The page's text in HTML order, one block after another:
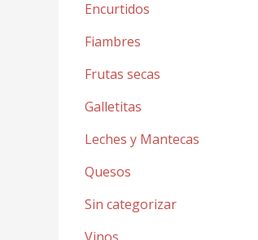
Encurtidos
Fiambres
Frutas secas
Galletitas
Leches y Mantecas
Quesos
Sin categorizar